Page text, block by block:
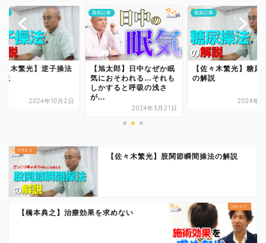
々木繁光】逆子操法
説
2024年10月2日
最新記事
【旭太郎】日中なぜか眠
気におそわれる…それも
しかすると呼吸の浅さ
が...
2024年3月21日
最新記事
【佐々木繁光】糖尿
の解説
2024年9
【佐々木繁光】股関節瞬間操法の解説
【橋本典之】治療効果を求めない